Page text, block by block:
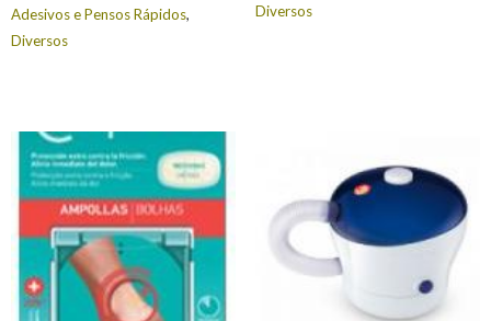
Adesivos e Pensos Rápidos,
Diversos
Diversos